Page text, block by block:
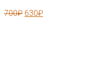
700₽ 630₽